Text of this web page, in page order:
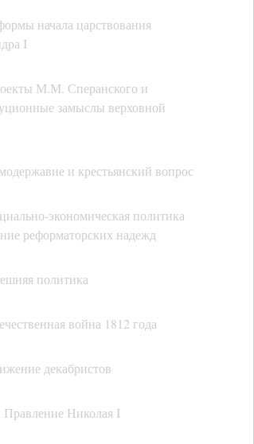
начала царствования
I
М.М. Сперанского и
замыслы верховной
и крестьянский вопрос
экономическая политика
реформаторских надежд
политика
война 1812 года
декабристов
Правление Николая I